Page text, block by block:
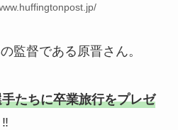
督である原晋さん。
たちに卒業旅行をプレゼ